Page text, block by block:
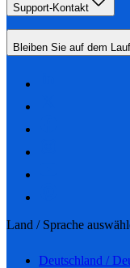
Support-Kontakt
Bleiben Sie auf dem
Land / Sprache
Deutschland /